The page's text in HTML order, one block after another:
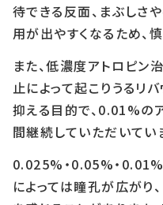
待できる反面、まぶしさ
用が出やすくなるため、
また、低濃度アトロピン
止によって起こりうるリ
抑える目的で、0.01%の
間継続していただいてい
0.025%・0.05%・
によっては瞳孔が広がり